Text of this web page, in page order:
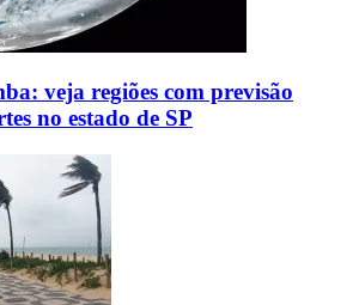
veja regiões com previsão
no estado de SP